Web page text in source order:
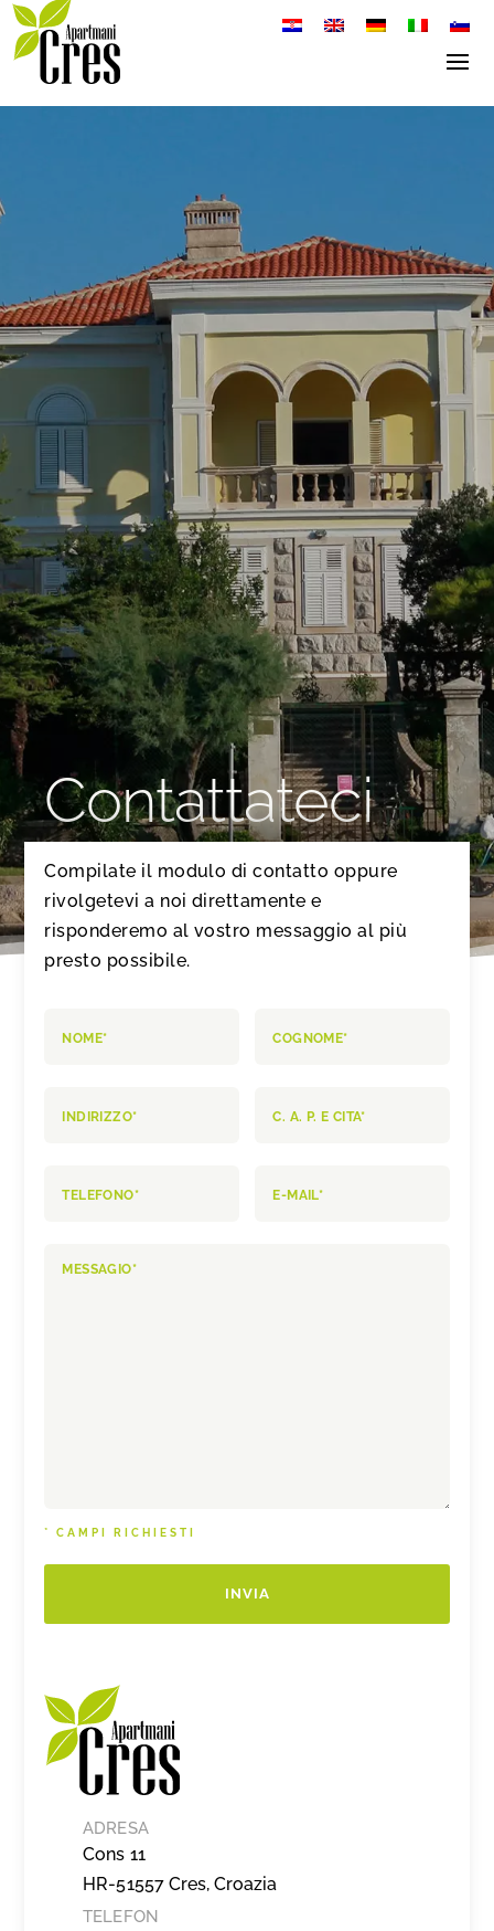
Contattateci
Compilate il modulo di contatto oppure
rivolgetevi a noi direttamente e
risponderemo al vostro messaggio al più
presto possibile.
* CAMPI RICHIESTI
INVIA
ADRESA
Cons 11
HR-51557 Cres, Croazia
TELEFON